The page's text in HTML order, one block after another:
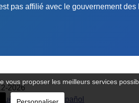
pas affilié avec le gouvernement
2026
-English-Español
vous proposer les meilleurs services